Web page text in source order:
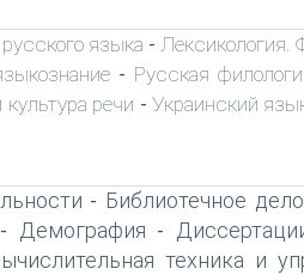
языка - Лексикология.
- Русская
речи - Украинский
- Библиотечное дело
- Демография -
техника и